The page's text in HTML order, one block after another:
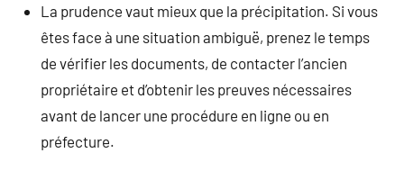
La prudence vaut mieux que la précipitation. Si vous
êtes face à une situation ambiguë, prenez le temps
de vérifier les documents, de contacter l’ancien
propriétaire et d’obtenir les preuves nécessaires
avant de lancer une procédure en ligne ou en
préfecture.